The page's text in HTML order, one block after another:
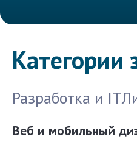
Категории
Разработка и IT
Веб и мобильный